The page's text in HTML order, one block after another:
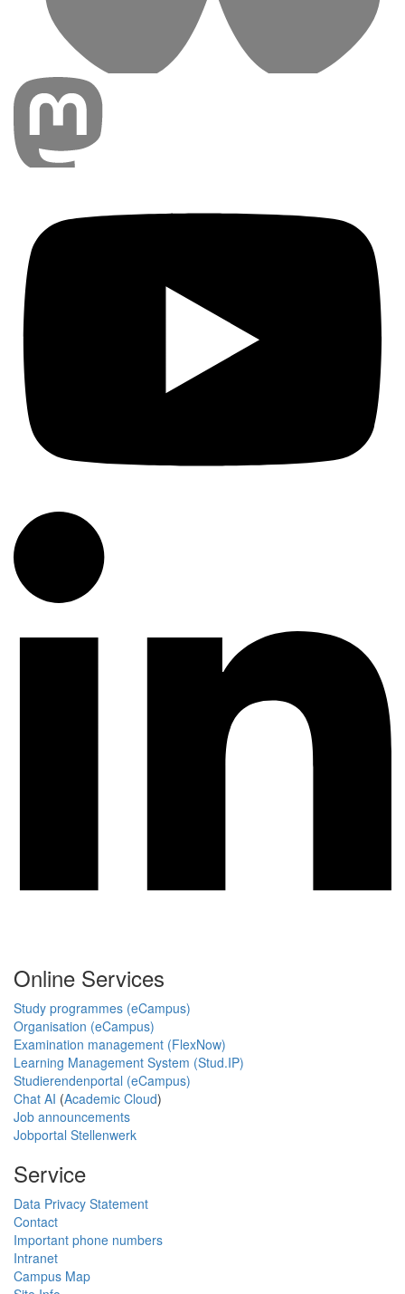
Online Services
Study programmes (eCampus)
Organisation (eCampus)
Examination management (FlexNow)
Learning Management System (Stud.IP)
Studierendenportal (eCampus)
Chat AI (Academic Cloud)
Job announcements
Jobportal Stellenwerk
Service
Data Privacy Statement
Contact
Important phone numbers
Intranet
Campus Map